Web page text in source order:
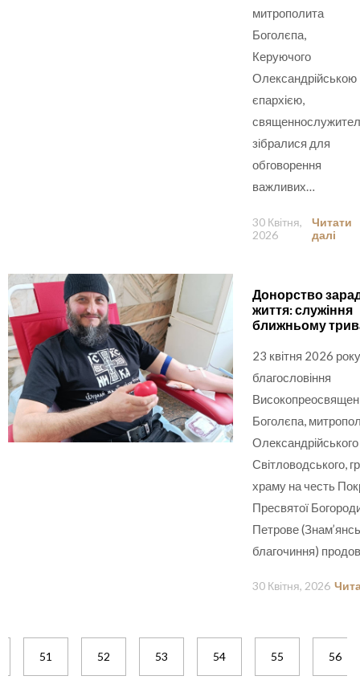
митрополита
Боголєпа,
Керуючого
Олександрійською
єпархією,
зібралися для
обговорення
важливих…
30 Квітня,
2026
Читати
далі
Донорство
життя: служіння
ближньому
23 квітня 2026
благословіння
Боголєпа,
Олександрійського
Світловодського,
храму на честь
Пресвятої
Петрове
благочиння)
30 Квітня, 2026
51 52 53 54 55 56